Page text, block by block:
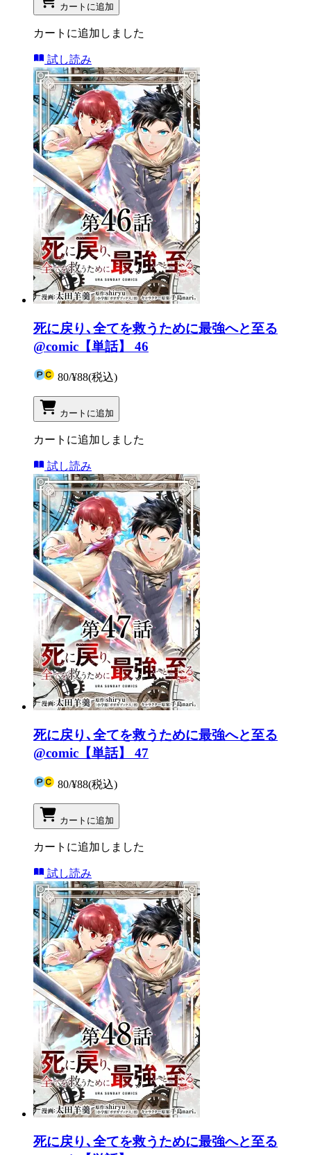
カートに追加
カートに追加しました
試し読み
死に戻り､全てを救うために最強へと至る
@comic【単話】 46
80/¥88(税込)
カートに追加
カートに追加しました
試し読み
死に戻り､全てを救うために最強へと至る
@comic【単話】 47
80/¥88(税込)
カートに追加
カートに追加しました
試し読み
死に戻り､全てを救うために最強へと至る